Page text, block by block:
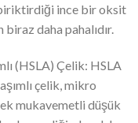
ince bir oksit
daha pahalıdır.
(HSLA) Çelik: HSLA
çelik, mikro
mukavemetli düşük